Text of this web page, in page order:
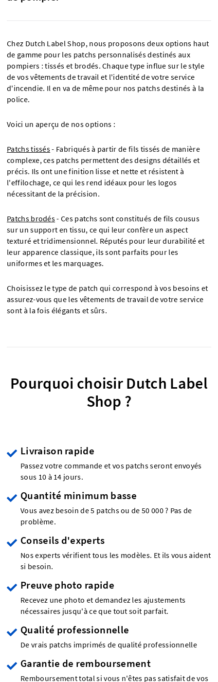
Chez Dutch Label Shop, nous proposons deux options haut
de gamme pour les patchs personnalisés destinés aux
pompiers : tissés et brodés. Chaque type influe sur le style
de vos vêtements de travail et l'identité de votre service
d'incendie. Il en va de même pour nos patchs destinés à la
police.
Voici un aperçu de nos options :
Patchs tissés- Fabriqués à partir de fils tissés de manière
complexe, ces patchs permettent des designs détaillés et
précis. Ils ont une finition lisse et nette et résistent à
l'effilochage, ce qui les rend idéaux pour les logos
nécessitant de la précision.
Patchs brodés- Ces patchs sont constitués de fils cousus
sur un support en tissu, ce qui leur confère un aspect
texturé et tridimensionnel. Réputés pour leur durabilité et
leur apparence classique, ils sont parfaits pour les
uniformes et les marquages.
Choisissez le type de patch qui correspond à vos besoins et
assurez-vous que les vêtements de travail de votre service
sont à la fois élégants et sûrs.
Pourquoi choisir Dutch Label
Shop ?
Livraison rapide
Passez votre commande et vos patchs seront envoyés
sous 10 à 14 jours.
Quantité minimum basse
Vous avez besoin de 5 patchs ou de 50 000 ? Pas de
problème.
Conseils d'experts
Nos experts vérifient tous les modèles. Et ils vous aident
si besoin.
Preuve photo rapide
Recevez une photo et demandez les ajustements
nécessaires jusqu'à ce que tout soit parfait.
Qualité professionnelle
De vrais patchs imprimés de qualité professionnelle
Garantie de remboursement
Remboursement total si vous n'êtes pas satisfait de vos